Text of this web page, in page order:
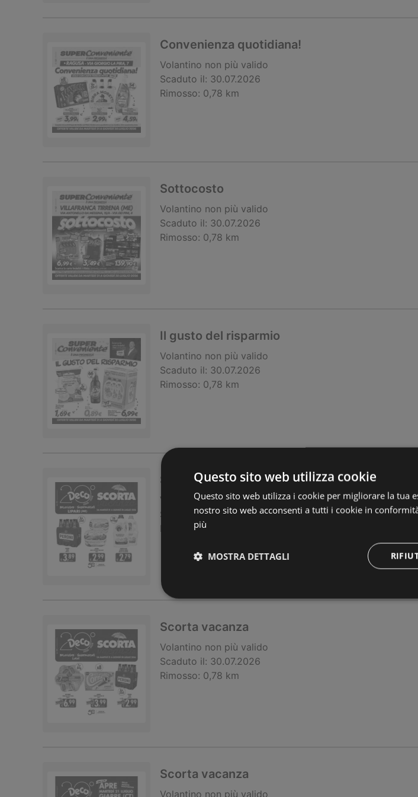
Convenienza quotidiana!
Volantino non più valido
Scaduto il: 30.07.2026
Rimosso: 0,78 km
Sottocosto
Volantino non più valido
Scaduto il: 30.07.2026
Rimosso: 0,78 km
Il gusto del risparmio
Volantino non più valido
Scaduto il: 30.07.2026
Rimosso: 0,78 km
Scorta vacanza
Volantino non più valido
Scaduto il: 30.07.2026
Rimosso: 0,78 km
Scorta vacanza
Volantino non più valido
Scaduto il: 30.07.2026
Rimosso: 0,78 km
Scorta vacanza
Volantino non più valido
Questo sito web utilizza cookie
Questo sito web utilizza i cookie per migliorare la tua
nostro sito web acconsenti a tutti i cookie in
più
MOSTRA DETTAGLI